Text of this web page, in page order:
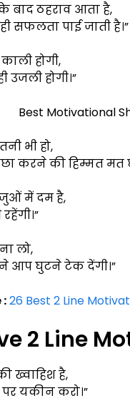
बाद ठहराव आता है,
सफलता पाई जाती है।”
होगी,
उजली होगी।”
भी हो,
करने की हिम्मत मत
में दम है,
लो,
आप घुटने टेक देंगी।”
:26 Best 2 Line
2 Line
ख्वाहिश है,
यकीन करो।”